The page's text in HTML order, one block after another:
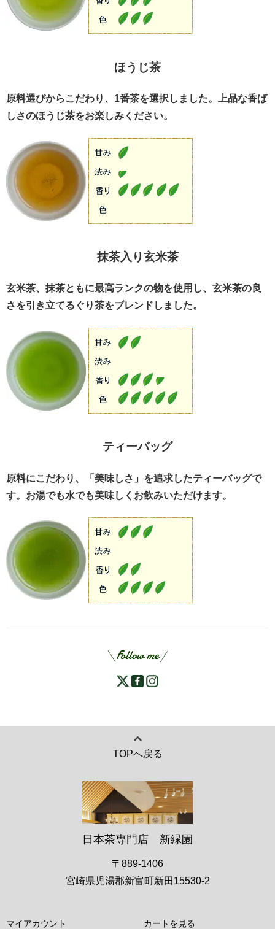
ほうじ茶
原料選びからこだわり、1番茶を選択しました。上品な香ば
しさのほうじ茶をお楽しみください。
抹茶入り玄米茶
玄米茶、抹茶ともに最高ランクの物を使用し、玄米茶の良
さを引き立てるぐり茶をブレンドしました。
ティーバッグ
原料にこだわり、「美味しさ」を追求したティーバッグで
す。お湯でも水でも美味しくお飲みいただけます。
TOPへ戻る
日本茶専門店 新緑園
〒889-1406
宮崎県児湯郡新富町新田15530-2
マイアカウント カートを見る